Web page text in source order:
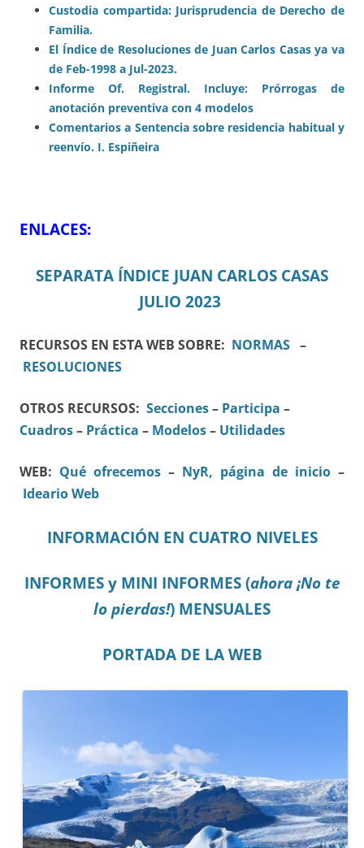
Custodia compartida: Jurisprudencia de Derecho de
Familia.
El Índice de Resoluciones de Juan Carlos Casas ya va
de Feb-1998 a Jul-2023.
Informe Of. Registral. Incluye: Prórrogas de
anotación preventiva con 4 modelos
Comentarios a Sentencia sobre residencia habitual y
reenvío. I. Espiñeira
ENLACES:
SEPARATA ÍNDICE JUAN CARLOS CASAS
JULIO 2023
RECURSOS EN ESTA WEB SOBRE: NORMAS –
RESOLUCIONES
OTROS RECURSOS: Secciones– Participa –
Cuadros– Práctica – Modelos– Utilidades
WEB: Qué ofrecemos – NyR, página de inicio –
Ideario Web
INFORMACIÓN EN CUATRO NIVELES
INFORMES y MINI INFORMES (ahora ¡No te
lo pierdas!) MENSUALES
PORTADA DE LA WEB